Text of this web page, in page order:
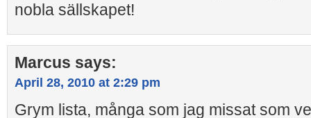
nobla sällskapet!
Marcus says:
April 28, 2010 at 2:29 pm
Grym lista, många som jag missat som